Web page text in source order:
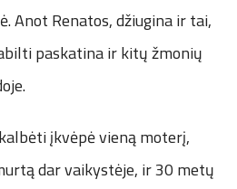
Anot Renatos, džiugina ir tai,
paskatina ir kitų žmonių
įkvėpė vieną moterį,
dar vaikystėje, ir 30 metų